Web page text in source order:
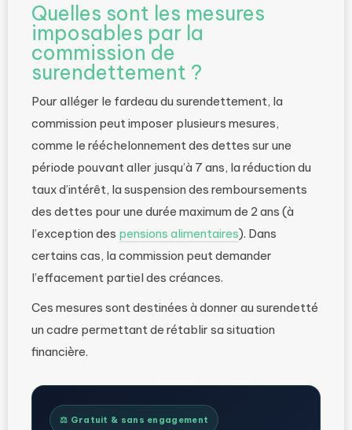
Quelles sont les mesures
imposables par la
commission de
surendettement ?
Pour alléger le fardeau du surendettement, la
commission peut imposer plusieurs mesures,
comme le rééchelonnement des dettes sur une
période pouvant aller jusqu’à 7 ans, la réduction du
taux d’intérêt, la suspension des remboursements
des dettes pour une durée maximum de 2 ans (à
l’exception des pensions alimentaires). Dans
certains cas, la commission peut demander
l’effacement partiel des créances.
Ces mesures sont destinées à donner au surendetté
un cadre permettant de rétablir sa situation
financière.
⚖️ Gratuit & sans engagement